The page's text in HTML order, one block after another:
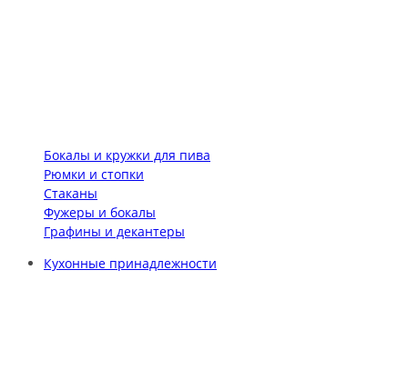
Бокалы и кружки для пива
Рюмки и стопки
Стаканы
Фужеры и бокалы
Графины и декантеры
Кухонные принадлежности